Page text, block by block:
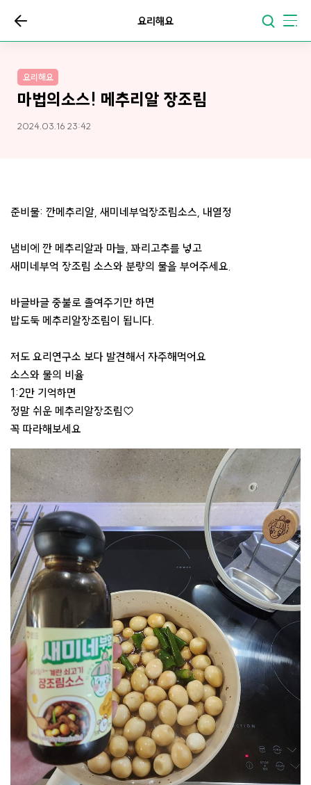
요리해요
요리해요
마법의소스! 메추리알 장조림
2024.03.16 23:42
준비물: 깐메추리알, 새미네부엌장조림소스, 내열정
냄비에 깐 메추리알과 마늘, 꽈리고추를 넣고
새미네부억 장조림 소스와 분량의 물을 부어주세요.
바글바글 중불로 졸여주기만 하면
밥도둑 메추리알장조림이 됩니다.
저도 요리연구소 보다 발견해서 자주해먹어요
소스와 물의 비율
1:2만 기억하면
정말 쉬운 메추리알장조림♡
꼭 따라해보세요